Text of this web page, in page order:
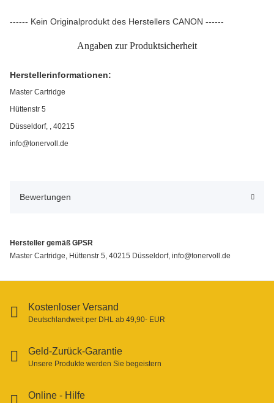
------ Kein Originalprodukt des Herstellers CANON ------
Angaben zur Produktsicherheit
Herstellerinformationen:
Master Cartridge
Hüttenstr 5
Düsseldorf, , 40215
info@tonervoll.de
Bewertungen
Hersteller gemäß GPSR
Master Cartridge, Hüttenstr 5, 40215 Düsseldorf, info@tonervoll.de
Kostenloser Versand
Deutschlandweit per DHL ab 49,90- EUR
Geld-Zurück-Garantie
Unsere Produkte werden Sie begeistern
Online - Hilfe